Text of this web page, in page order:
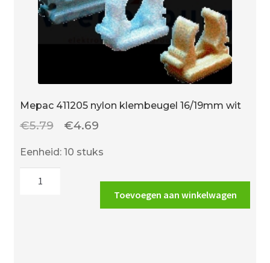
Mepac 411205 nylon klembeugel 16/19mm wit
€5.79
Oorspronkelijke
€4.69Huidige
€4.69.
Eenheid: 10 stuks
Toevoegen aan winkelwagen